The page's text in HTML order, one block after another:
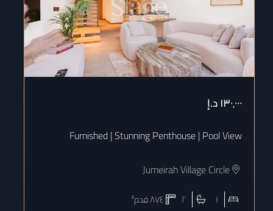
١٣٠٬٠٠٠د.إ
Furnished | Stunning Penthouse | Pool View
Jumeirah Village Circle
١ ٢ ٨٧٤قدم²